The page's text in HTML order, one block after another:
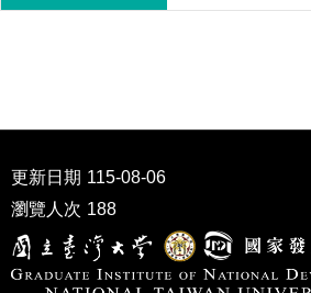
術
展
研
究
期
刊
更新日期 115-08-06
瀏覽人次 188